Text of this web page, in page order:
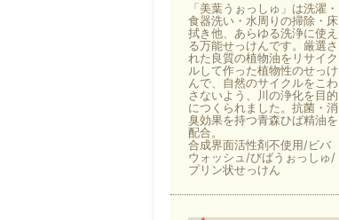
「美葉うぉっしゅ」は洗濯・
食器洗い・水周りの掃除・床
拭き他、あらゆる洗浄に使え
る万能せっけんです。厳選さ
れた良質の植物油をリサイク
ルして作った植物性のせっけ
んで、自然のサイクルをこわ
さないよう、川の浄化を目的
につくられました。抗菌・消
臭効果を持つ青森ひば精油を
配合。
合成界面活性剤不使用/ビバ
ウォッシュ/びばうぉっしゅ/
プリン状せっけん